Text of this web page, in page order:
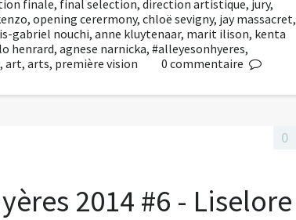
finale, final selection, direction artistique, jury,
, opening cerermony, chloë sevigny, jay massacret,
gabriel nouchi, anne kluytenaar, marit ilison, kenta
henrard, agnese narnicka, #alleyesonhyeres,
, art, arts, première vision 0 commentaire
2014 #6 - Liselore
0